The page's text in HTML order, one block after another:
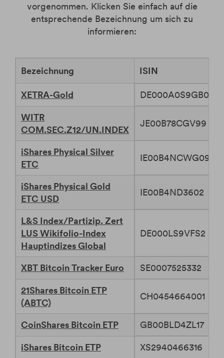
vorgenommen. Klicken Sie einfach auf die
entsprechende Bezeichnung um sich zu
informieren:
Bezeichnung ISIN
XETRA-Gold DE000A0S9GB0
WITR
COM.SEC.Z12/UN.INDEX
JE00B78CGV99
iShares Physical Silver
ETC
IE00B4NCWG09
iShares Physical Gold
ETC USD
IE00B4ND3602
L&S Index/Partizip. Zert
LUS Wikifolio-Index
Hauptindizes Global
DE000LS9VFS2
XBT Bitcoin Tracker Euro SE0007525332
21Shares Bitcoin ETP
(ABTC)
CH0454664001
CoinShares Bitcoin ETP GB00BLD4ZL17
iShares Bitcoin ETP XS2940466316